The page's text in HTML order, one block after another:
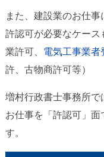
また、建設業のお仕
許認可が必要なケー
業許可、 電気工事業者
許、古物商許可等）
増村行政書士事務所
お仕事を「許認可」面
す。